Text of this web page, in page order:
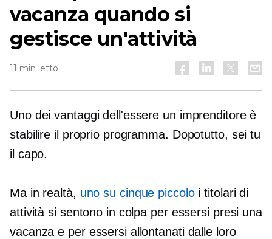
vacanza quando si
gestisce un'attività
11 min letto
Uno dei vantaggi dell'essere un imprenditore è
stabilire il proprio programma. Dopotutto, sei tu
il capo.
Ma in realtà, uno su cinque piccoloi titolari di
attività si sentono in colpa per essersi presi una
vacanza e per essersi allontanati dalle loro